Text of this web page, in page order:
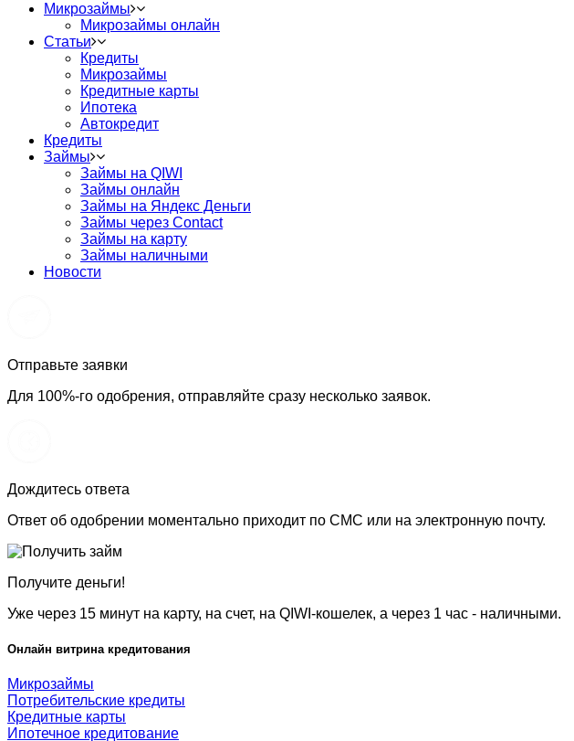
Микрозаймы
Микрозаймы онлайн
Статьи
Кредиты
Микрозаймы
Кредитные карты
Ипотека
Автокредит
Кредиты
Займы
Займы на QIWI
Займы онлайн
Займы на Яндекс Деньги
Займы через Contact
Займы на карту
Займы наличными
Новости
Отправьте заявки
Для 100%-го одобрения, отправляйте сразу несколько заявок.
Дождитесь ответа
Ответ об одобрении моментально приходит по СМС или на электронную почту.
Получите деньги!
Уже через 15 минут на карту, на счет, на QIWI-кошелек, а через 1 час - наличными.
Онлайн витрина кредитования
Микрозаймы
Потребительские кредиты
Кредитные карты
Ипотечное кредитование